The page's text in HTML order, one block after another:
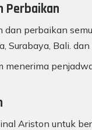
Perbaikan
perbaikan
Surabaya, Bali.
menerima
Ariston untuk